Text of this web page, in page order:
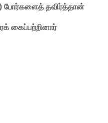
போர்களைத் தவிர்த்தான்
கைப்பற்றினார்